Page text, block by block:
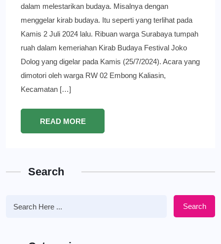
dalam melestarikan budaya. Misalnya dengan
menggelar kirab budaya. Itu seperti yang terlihat pada
Kamis 2 Juli 2024 lalu. Ribuan warga Surabaya tumpah
ruah dalam kemeriahan Kirab Budaya Festival Joko
Dolog yang digelar pada Kamis (25/7/2024). Acara yang
dimotori oleh warga RW 02 Embong Kaliasin,
Kecamatan […]
READ MORE
Search
Search